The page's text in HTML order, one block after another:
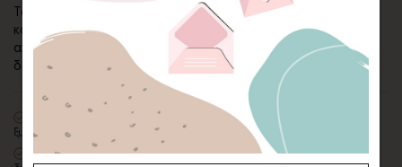
Τα έντονα χρώματα και τα γεωμετρικά σχέδια του πίνακα σε
καμβά "Μοντέρνες Γυναίκες σε Γεωμετρικό Σχέδιο"
αναδεικνύουν την ιδιαίτερη αισθητική του έργου. Μοντέρνα
διακόσμηση για σύγχρονους χώρους!
100% πιστοποιημένος βαμβακερός καμβάςσε τελάρο φυσικής
ξυλείας
Οικολογική εκτύπωσημε μελάνια νερού latex, χωρίς χημικούς